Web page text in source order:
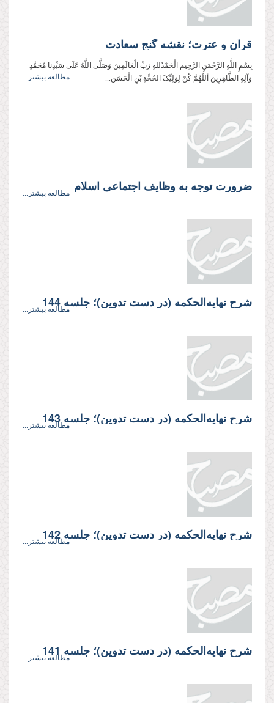
قرآن و عترت؛ نقشه گنج سعادت
بِسْمِ اللَّهِ الرَّحْمَنِ الرَّحِيم الْحَمْدُللهِ رَبِّ الْعَالَمِینَ وَصَلَّی اللَّهُ عَلَی سَيِّدِنا مُحَمَّدٍ
وَآلِهِ الطَّاهِرِینَ أللَّهُمَّ کُنْ لِوَلِیِّکَ الحُجَّةِ بْنِ الْحَسَن...
مطالعه بیشتر...
ضرورت توجه به وظایف اجتماعی اسلام مطالعه بیشتر...
شرح نهایه‌الحکمه (در دست تدوین)؛ جلسه 144مطالعه بیشتر...
شرح نهایه‌الحکمه (در دست تدوین)؛ جلسه 143مطالعه بیشتر...
شرح نهایه‌الحکمه (در دست تدوین)؛ جلسه 142مطالعه بیشتر...
شرح نهایه‌الحکمه (در دست تدوین)؛ جلسه 141مطالعه بیشتر...